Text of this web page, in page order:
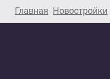
Главная Новостройки